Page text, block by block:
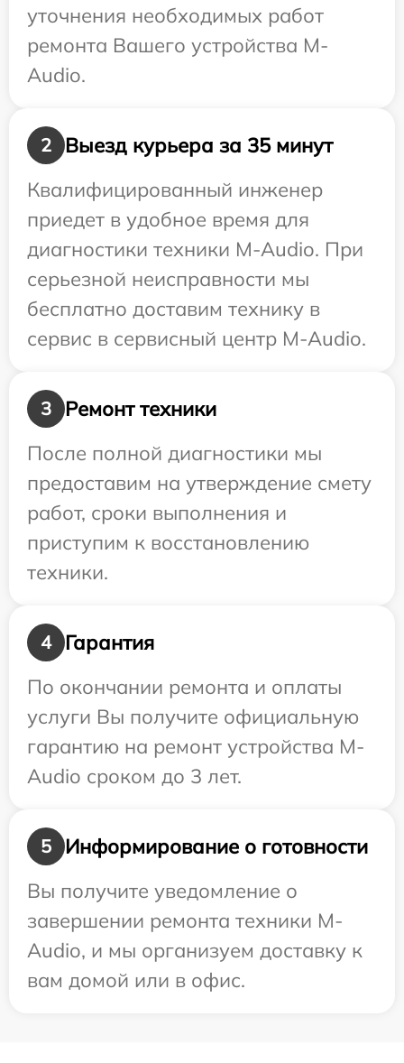
уточнения необходимых работ
ремонта Вашего устройства M-
Audio.
2
Выезд курьера за 35 минут
Квалифицированный инженер
приедет в удобное время для
диагностики техники M-Audio. При
серьезной неисправности мы
бесплатно доставим технику в
сервис в сервисный центр M-Audio.
3
Ремонт техники
После полной диагностики мы
предоставим на утверждение смету
работ, сроки выполнения и
приступим к восстановлению
техники.
4
Гарантия
По окончании ремонта и оплаты
услуги Вы получите официальную
гарантию на ремонт устройства M-
Audio сроком до 3 лет.
5
Информирование о готовности
Вы получите уведомление о
завершении ремонта техники M-
Audio, и мы организуем доставку к
вам домой или в офис.